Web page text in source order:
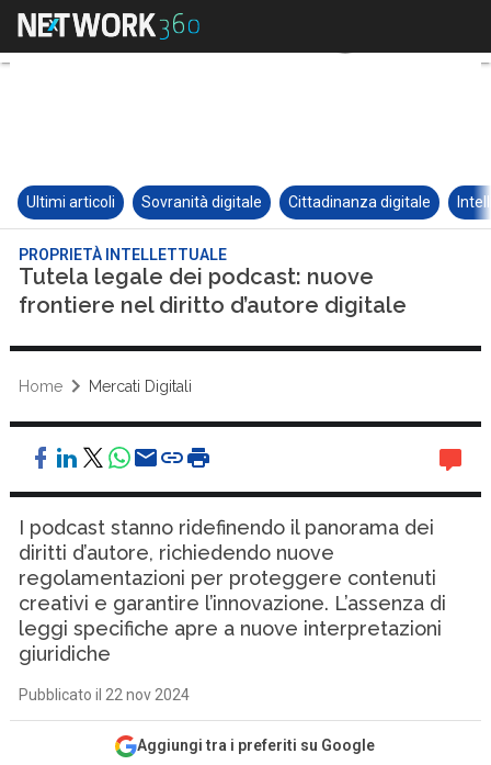
Ultimi articoli Sovranità digitale Cittadinanza digitale
PROPRIETÀ INTELLETTUALE
Tutela legale dei podcast: nuove
frontiere nel diritto d’autore digitale
Home Mercati Digitali
I podcast stanno ridefinendo il panorama dei
diritti d’autore, richiedendo nuove
regolamentazioni per proteggere contenuti
creativi e garantire l’innovazione. L’assenza di
leggi specifiche apre a nuove interpretazioni
giuridiche
Pubblicato il 22 nov 2024
Aggiungi tra i preferiti su Google